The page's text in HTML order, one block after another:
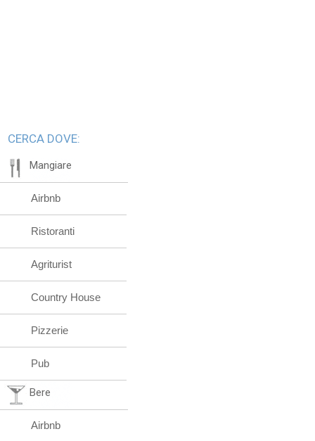
CERCA DOVE:
Mangiare
Airbnb
Ristoranti
Agriturist
Country House
Pizzerie
Pub
Bere
Airbnb